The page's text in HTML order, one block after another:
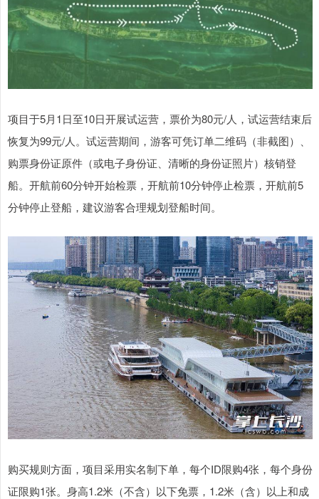
项目于5月1日至10日开展试运营，票价为80元/人，试运营结束后
恢复为99元/人。试运营期间，游客可凭订单二维码（非截图）、
购票身份证原件（或电子身份证、清晰的身份证照片）核销登
船。开航前60分钟开始检票，开航前10分钟停止检票，开航前5
分钟停止登船，建议游客合理规划登船时间。
购买规则方面，项目采用实名制下单，每个ID限购4张，每个身份
证限购1张。身高1.2米（不含）以下免票，1.2米（含）以上和成